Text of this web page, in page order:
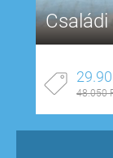
48.050